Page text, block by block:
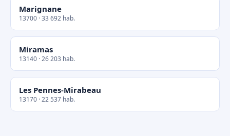
Marignane
13700 · 33 692 hab.
Miramas
13140 · 26 203 hab.
Les Pennes-Mirabeau
13170 · 22 537 hab.